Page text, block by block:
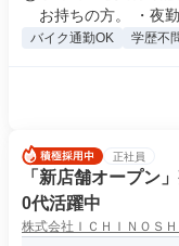
お持ちの方。 ・夜勤
バイク通勤OK 学歴不
正社員
「新店舗オープン
0代活躍中
株式会社ＩＣＨＩＮＯＳＨ